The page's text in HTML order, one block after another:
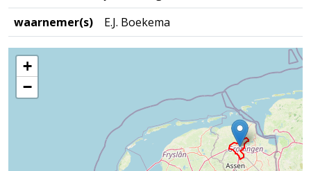
waarnemer(s)
E.J. Boekema
+
−